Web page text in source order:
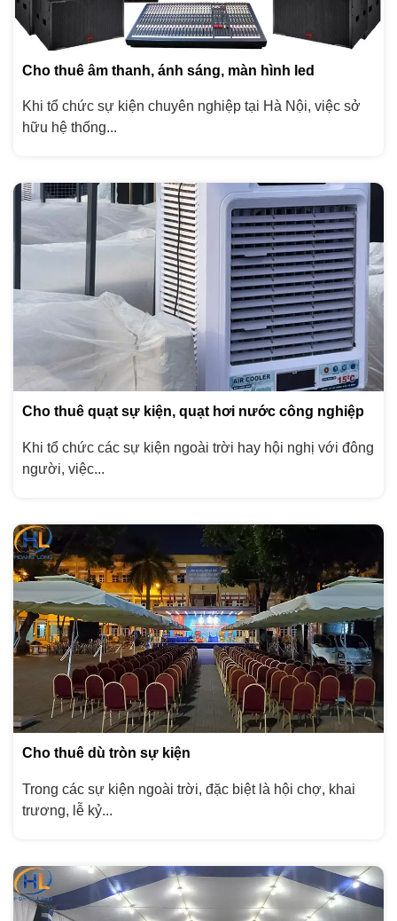
Cho thuê âm thanh, ánh sáng, màn hình led
Khi tổ chức sự kiện chuyên nghiệp tại Hà Nội, việc sở
hữu hệ thống...
Cho thuê quạt sự kiện, quạt hơi nước công nghiệp
Khi tổ chức các sự kiện ngoài trời hay hội nghị với đông
người, việc...
Cho thuê dù tròn sự kiện
Trong các sự kiện ngoài trời, đặc biệt là hội chợ, khai
trương, lễ kỷ...